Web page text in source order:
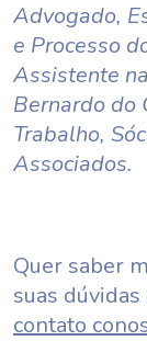
Advogado,
e Processo
Assistente
Bernardo do
Trabalho,
Associados.
Quer saber
suas
contato